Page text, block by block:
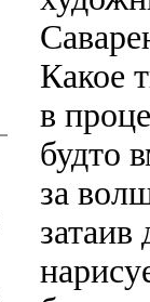
Какое
в
будто
за